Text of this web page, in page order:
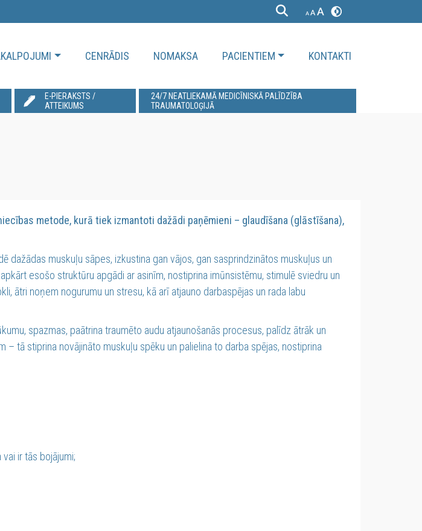
CENRĀDIS NOMAKSA PACIENTIEM KONTAKTI
E-PIERAKSTS /
ATTEIKUMS
24/7 NEATLIEKAMĀ MEDICĪNISKĀ PALĪDZĪBA
TRAUMATOLOĢIJĀ
metode, kurā tiek izmantoti dažādi paņēmieni – glaudīšana (glāstīšana),
dažādas muskuļu sāpes, izkustina gan vājos, gan sasprindzinātos muskuļus un
esošo struktūru apgādi ar asinīm, nostiprina imūnsistēmu, stimulē sviedru un
ātri noņem nogurumu un stresu, kā arī atjauno darbaspējas un rada labu
spazmas, paātrina traumēto audu atjaunošanās procesus, palīdz ātrāk un
tā stiprina novājināto muskuļu spēku un palielina to darba spējas, nostiprina
ir tās bojājumi;